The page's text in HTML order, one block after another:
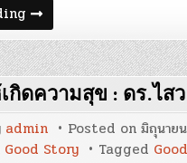
HR
The
Serie
:
Part
1
:
Selection
and
Recruitment
:
กิดความสุข : ดร.ไส
admin Posted on มิถุนาย
Good Story Tagged